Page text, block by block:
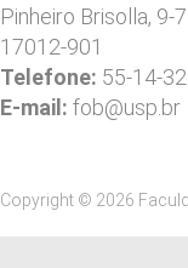
Pinheiro Brisolla, 9-
17012-901
Telefone: 55-14-
E-mail: fob@usp.br
Copyright © 2026